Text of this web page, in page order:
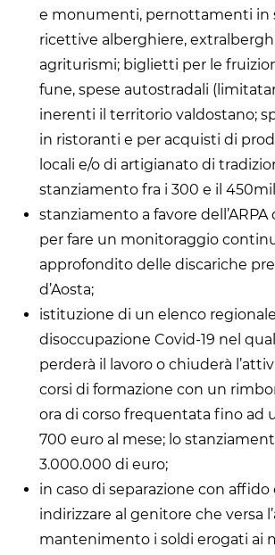
e monumenti, pernottamenti in
ricettive alberghiere,
agriturismi; biglietti per le
fune, spese autostradali
inerenti il territorio valdostano;
in ristoranti e per acquisti di
locali e/o di artigianato di
stanziamento fra i 300 e il
stanziamento a favore
per fare un monitoraggio
approfondito delle discariche
d’Aosta;
istituzione di un elenco regionale
disoccupazione Covid-19 nel
perderà il lavoro o chiuderà
corsi di formazione con un
ora di corso frequentata fino ad
700 euro al mese; lo
3.000.000 di euro;
in caso di separazione con affido
indirizzare al genitore che versa
mantenimento i soldi erogati ai